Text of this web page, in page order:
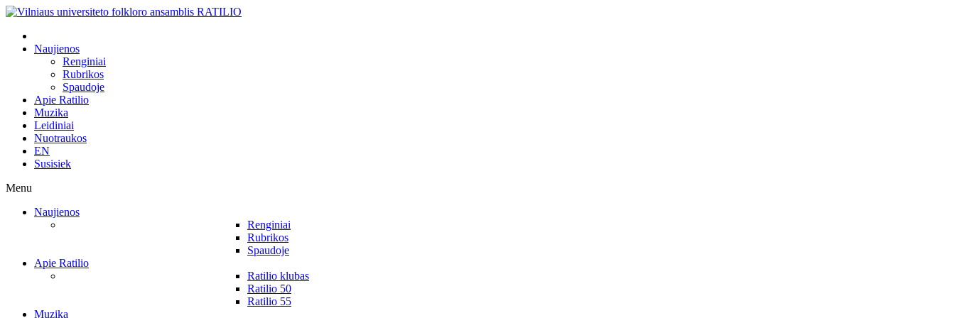
Naujienos
Renginiai
Rubrikos
Spaudoje
Apie Ratilio
Muzika
Leidiniai
Nuotraukos
EN
Susisiek
Menu
Naujienos
Renginiai
Rubrikos
Spaudoje
Apie Ratilio
Ratilio klubas
Ratilio 50
Ratilio 55
Muzika